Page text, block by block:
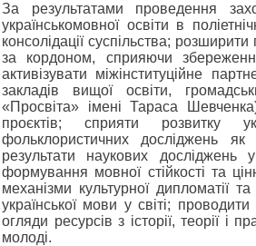
За результатами проведення
українськомовної освіти в
консолідації суспільства;
за кордоном, сприяючи
активізувати міжінституційне
закладів вищої освіти,
«Просвіта» імені Тараса
проєктів; сприяти розвитку
фольклористичних досліджень як
результати наукових досліджень
формування мовної стійкості та
механізми культурної дипломатії
української мови у світі;
огляди ресурсів з історії, теорії і
молоді.